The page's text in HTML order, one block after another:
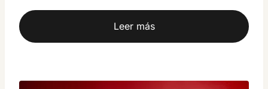
Leer más